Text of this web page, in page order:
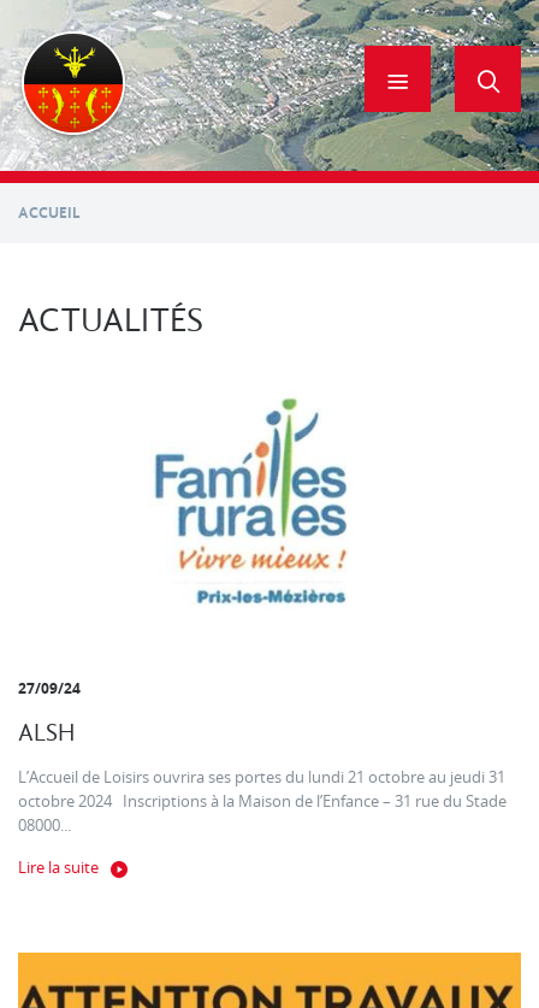
contenu
principal
ACCUEIL
ACTUALITÉS
27/09/24
ALSH
L’Accueil de Loisirs ouvrira ses portes du lundi 21 octobre au jeudi 31
octobre 2024 Inscriptions à la Maison de l’Enfance – 31 rue du Stade
08000...
Lire la suite